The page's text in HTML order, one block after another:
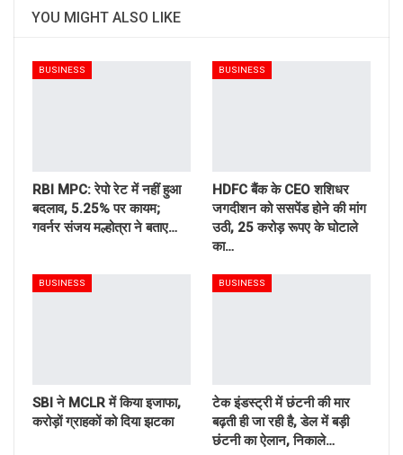
YOU MIGHT ALSO LIKE
BUSINESS
RBI MPC: रेपो रेट में नहीं हुआ
बदलाव, 5.25% पर कायम;
गवर्नर संजय मल्होत्रा ने बताए…
BUSINESS
HDFC बैंक के CEO शशिधर
जगदीशन को ससपेंड होने की मांग
उठी, 25 करोड़ रूपए के घोटाले
का…
BUSINESS
SBI ने MCLR में किया इजाफा,
करोड़ों ग्राहकों को दिया झटका
BUSINESS
टेक इंडस्ट्री में छंटनी की मार
बढ़ती ही जा रही है, डेल में बड़ी
छंटनी का ऐलान, निकाले…